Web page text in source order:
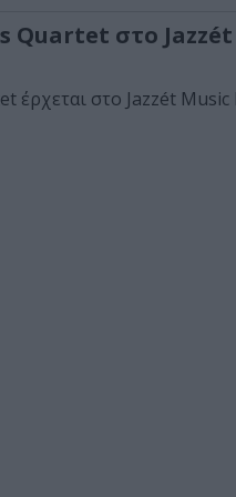
Quartet στο Jazzét
έρχεται στο Jazzét Music